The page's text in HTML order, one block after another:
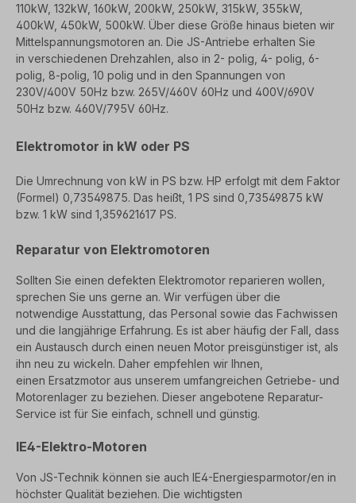
110kW, 132kW, 160kW, 200kW, 250kW, 315kW, 355kW,
400kW, 450kW, 500kW. Über diese Größe hinaus bieten wir
Mittelspannungsmotoren an. Die JS-Antriebe erhalten Sie
in verschiedenen Drehzahlen, also in 2- polig, 4- polig, 6-
polig, 8-polig, 10 polig und in den Spannungen von
230V/400V 50Hz bzw. 265V/460V 60Hz und 400V/690V
50Hz bzw. 460V/795V 60Hz.
Elektromotor in kW oder PS
Die Umrechnung von kW in PS bzw. HP erfolgt mit dem Faktor
(Formel) 0,73549875. Das heißt, 1 PS sind 0,73549875 kW
bzw. 1 kW sind 1,359621617 PS.
Reparatur von Elektromotoren
Sollten Sie einen defekten Elektromotor reparieren wollen,
sprechen Sie uns gerne an. Wir verfügen über die
notwendige Ausstattung, das Personal sowie das Fachwissen
und die langjährige Erfahrung. Es ist aber häufig der Fall, dass
ein Austausch durch einen neuen Motor preisgünstiger ist, als
ihn neu zu wickeln. Daher empfehlen wir Ihnen,
einen Ersatzmotor aus unserem umfangreichen Getriebe- und
Motorenlager zu beziehen. Dieser angebotene Reparatur-
Service ist für Sie einfach, schnell und günstig.
IE4-Elektro-Motoren
Von JS-Technik können sie auch IE4-Energiesparmotor/en in
höchster Qualität beziehen. Die wichtigsten